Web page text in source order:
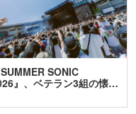
SUMMER SONIC
』、ベテラン3組の懐…